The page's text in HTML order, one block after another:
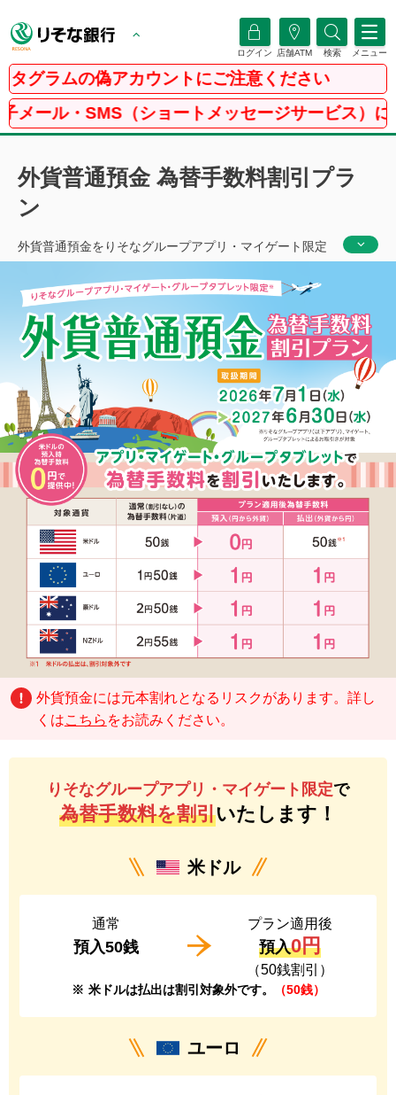
ログイン 店舗ATM 検索 メニュー
の偽アカウントにご注意ください
（ショートメッセージサービス）にご注意くだ
外貨普通預金 為替手数料割引プラ
ン
外貨普通預金をりそなグループアプリ・マイゲート限定
ンをご用意。
外貨預金には元本割れとなるリスクがあります。詳し
くはこちら をお読みください。
りそなグループアプリ・マイゲート限定で
為替手数料を割引いたします！
米ドル
通常
預入50銭
プラン適用後
預入0円
（50銭割引）
※ 米ドルは払出は割引対象外です。 （50銭）
ユーロ